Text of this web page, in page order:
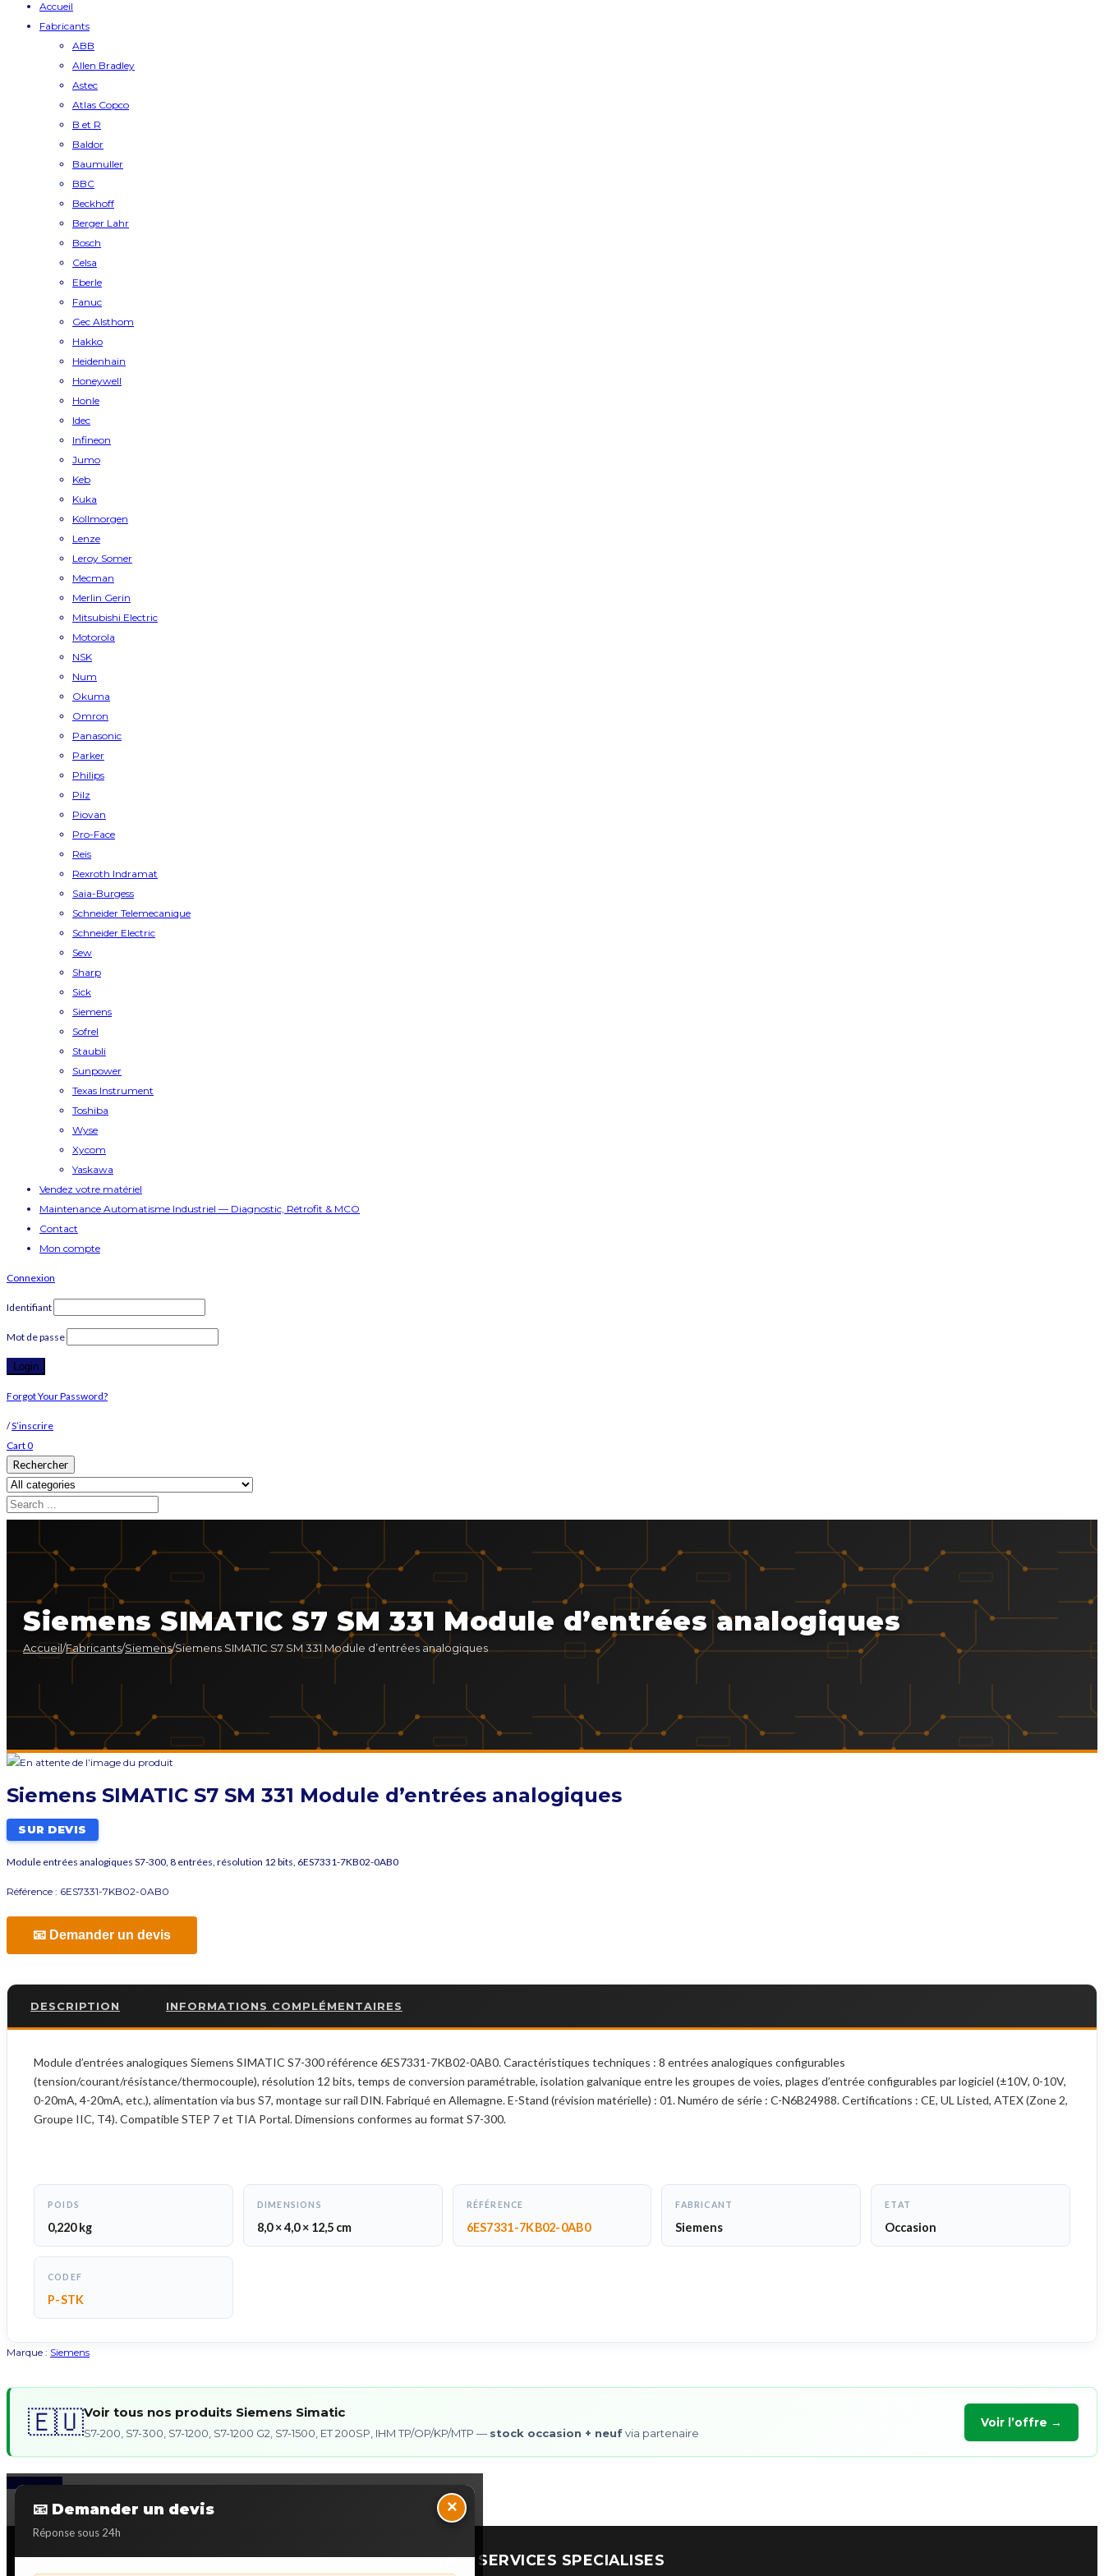
Accueil
Fabricants
ABB
Allen Bradley
Astec
Atlas Copco
B et R
Baldor
Baumuller
BBC
Beckhoff
Berger Lahr
Bosch
Celsa
Eberle
Fanuc
Gec Alsthom
Hakko
Heidenhain
Honeywell
Honle
Idec
Infineon
Jumo
Keb
Kuka
Kollmorgen
Lenze
Leroy Somer
Mecman
Merlin Gerin
Mitsubishi Electric
Motorola
NSK
Num
Okuma
Omron
Panasonic
Parker
Philips
Pilz
Piovan
Pro-Face
Reis
Rexroth Indramat
Saia-Burgess
Schneider Telemecanique
Schneider Electric
Sew
Sharp
Sick
Siemens
Sofrel
Staubli
Sunpower
Texas Instrument
Toshiba
Wyse
Xycom
Yaskawa
Vendez votre matériel
Maintenance Automatisme Industriel — Diagnostic, Rétrofit & MCO
Contact
Mon compte
Connexion
Identifiant
Mot de passe
Forgot Your Password?
/S’inscrire
Cart0
Rechercher
Siemens SIMATIC S7 SM 331 Module d’entrées analogiques
Accueil/Fabricants/Siemens/Siemens SIMATIC S7 SM 331 Module d’entrées analogiques
Siemens SIMATIC S7 SM 331 Module d’entrées analogiques
SUR DEVIS
Module entrées analogiques S7-300, 8 entrées, résolution 12 bits, 6ES7331-7KB02-0AB0
Référence : 6ES7331-7KB02-0AB0
📧 Demander un devis
DESCRIPTION INFORMATIONS COMPLÉMENTAIRES
Module d’entrées analogiques Siemens SIMATIC S7-300 référence 6ES7331-7KB02-0AB0. Caractéristiques techniques : 8 entrées analogiques configurables
(tension/courant/résistance/thermocouple), résolution 12 bits, temps de conversion paramétrable, isolation galvanique entre les groupes de voies, plages d’entrée configurables par logiciel (±10V, 0-10V,
0-20mA, 4-20mA, etc.), alimentation via bus S7, montage sur rail DIN. Fabriqué en Allemagne. E-Stand (révision matérielle) : 01. Numéro de série : C-N6B24988. Certifications : CE, UL Listed, ATEX (Zone 2,
Groupe IIC, T4). Compatible STEP 7 et TIA Portal. Dimensions conformes au format S7-300.
POIDS
0,220 kg
DIMENSIONS
8,0 × 4,0 × 12,5 cm
RÉFÉRENCE
6ES7331-7KB02-0AB0
FABRICANT
Siemens
ETAT
Occasion
CODEF
P-STK
Marque : Siemens
🇪🇺Voir tous nos produits Siemens Simatic
S7-200, S7-300, S7-1200, S7-1200 G2, S7-1500, ET 200SP, IHM TP/OP/KP/MTP — stock occasion + neufvia partenaire
Voir l’offre →
📧 Demander un devis
Réponse sous 24h
×
Back to Top
NOS SERVICES SPECIALISES